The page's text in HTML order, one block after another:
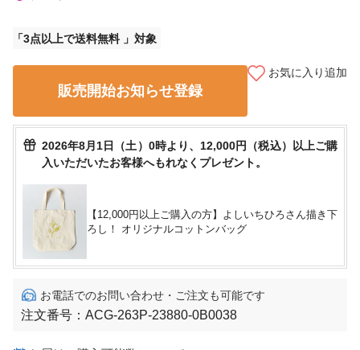
3点以上で送料無料
販売開始お知らせ登録
お気に入り追加
2026年8月1日（土）0時より、12,000円（税込）以上ご購
入いただいたお客様へもれなくプレゼント。
【12,000円以上ご購入の方】よしいちひろさん描き下
ろし！ オリジナルコットンバッグ
お電話でのお問い合わせ・ご注文も可能です
注文番号： ACG-263P-23880-0B0038